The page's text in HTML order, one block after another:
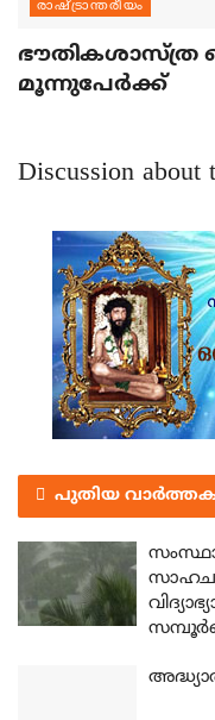
രാഷ്ട്രാന്തരീയം
മൂന്നുപേര്‍ക്ക്
Discussion about
പുതിയ